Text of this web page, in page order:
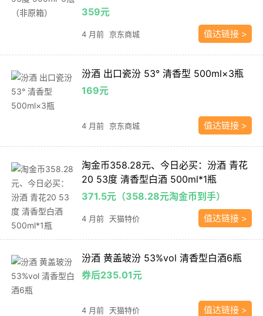
359元
4 月前 京东商城 值达链接 >
汾酒 出口瓷汾 53° 清香型 500ml×3瓶
169元
4 月前 京东商城 值达链接 >
淘金币358.28元、今日必买：汾酒 青花
20 53度 清香型白酒 500ml*1瓶
371.5元（358.28元淘金币到手）
4 月前 天猫特价 值达链接 >
汾酒 黄盖玻汾 53%vol 清香型白酒6瓶
券后235.01元
4 月前 天猫特价 值达链接 >